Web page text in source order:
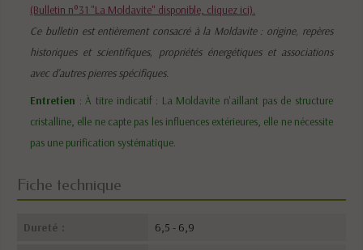
(Bulletin n°31 "La Moldavite" disponible, cliquez ici).
Ce bulletin est entièrement consacré à la Moldavite : origine, repères
historiques et scientifiques, propriétés énergétiques et associations
avec d'autres pierres spécifiques.
Entretien : À titre indicatif : La Moldavite n'aillant pas de structure
cristalline, elle ne capte pas les influences extérieures, elle ne nécessite
pas une purification systématique.
Fiche technique
Dureté : 6,5 - 6,9